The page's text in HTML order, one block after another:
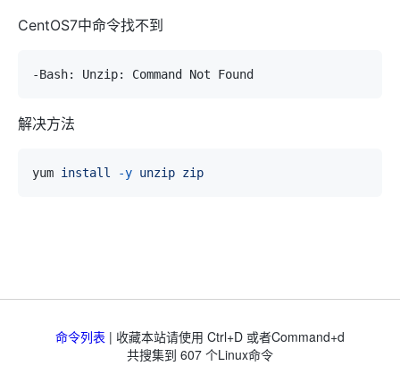
CentOS7中命令找不到
解决方法
yum install -y unzip zip
命令列表 | 收藏本站请使用 Ctrl+D 或者Command+d
共搜集到 607 个Linux命令